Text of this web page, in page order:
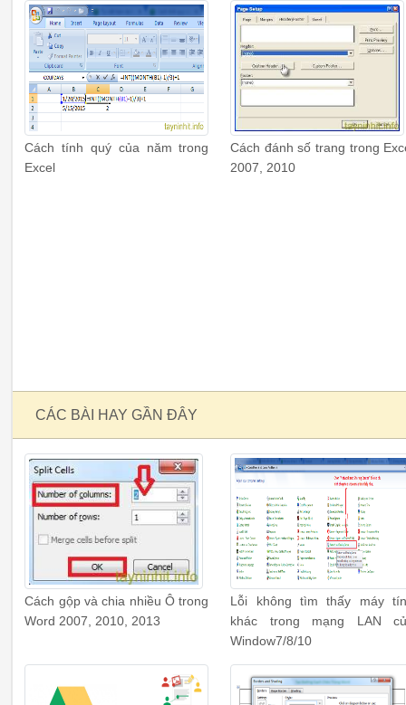
Cách tính quý của năm trong
Excel
Cách đánh số trang trong
2007, 2010
CÁC BÀI HAY GẦN ĐÂY
Cách gộp và chia nhiều Ô trong
Word 2007, 2010, 2013
Lỗi không tìm thấy máy
khác trong mạng LAN
Window7/8/10